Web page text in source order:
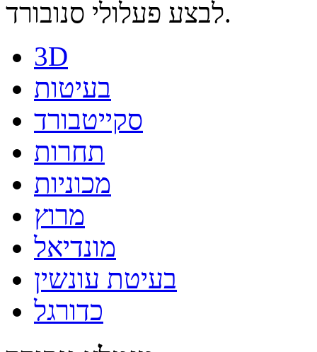
לבצע פעלולי סנובורד.
3D
בעיטות
סקייטבורד
תחרות
מכוניות
מרוץ
מונדיאל
בעיטת עונשין
כדורגל